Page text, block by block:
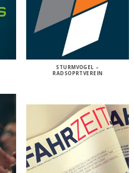
STURMVOGEL –
RADSOPRTVEREIN